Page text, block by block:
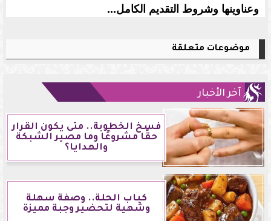
وعناوينها وشروط التقديم الكامل...
موضوعات متعلقة
آخر الأخبار
فسخ الخطوبة.. متى يكون القرار
حقًا مشروعًا وما مصير الشبكة
والهدايا؟
كباب الحلة.. وصفة سهلة
وشهية لتحضير وجبة مميزة